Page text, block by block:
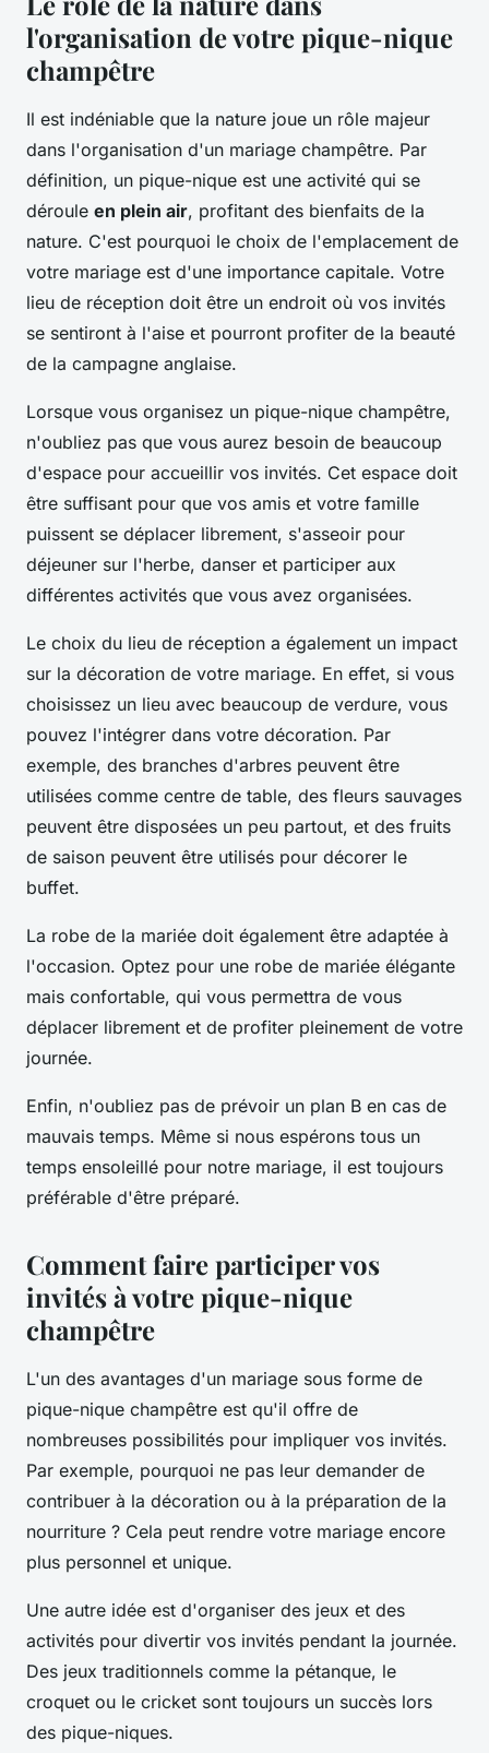
l'organisation de votre pique-nique
champêtre
Il est indéniable que la nature joue un rôle majeur
dans l'organisation d'un mariage champêtre. Par
définition, un pique-nique est une activité qui se
déroule en plein air, profitant des bienfaits de la
nature. C'est pourquoi le choix de l'emplacement de
votre mariage est d'une importance capitale. Votre
lieu de réception doit être un endroit où vos invités
se sentiront à l'aise et pourront profiter de la beauté
de la campagne anglaise.
Lorsque vous organisez un pique-nique champêtre,
n'oubliez pas que vous aurez besoin de beaucoup
d'espace pour accueillir vos invités. Cet espace doit
être suffisant pour que vos amis et votre famille
puissent se déplacer librement, s'asseoir pour
déjeuner sur l'herbe, danser et participer aux
différentes activités que vous avez organisées.
Le choix du lieu de réception a également un impact
sur la décoration de votre mariage. En effet, si vous
choisissez un lieu avec beaucoup de verdure, vous
pouvez l'intégrer dans votre décoration. Par
exemple, des branches d'arbres peuvent être
utilisées comme centre de table, des fleurs sauvages
peuvent être disposées un peu partout, et des fruits
de saison peuvent être utilisés pour décorer le
buffet.
La robe de la mariée doit également être adaptée à
l'occasion. Optez pour une robe de mariée élégante
mais confortable, qui vous permettra de vous
déplacer librement et de profiter pleinement de votre
journée.
Enfin, n'oubliez pas de prévoir un plan B en cas de
mauvais temps. Même si nous espérons tous un
temps ensoleillé pour notre mariage, il est toujours
préférable d'être préparé.
Comment faire participer vos
invités à votre pique-nique
champêtre
L'un des avantages d'un mariage sous forme de
pique-nique champêtre est qu'il offre de
nombreuses possibilités pour impliquer vos invités.
Par exemple, pourquoi ne pas leur demander de
contribuer à la décoration ou à la préparation de la
nourriture ? Cela peut rendre votre mariage encore
plus personnel et unique.
Une autre idée est d'organiser des jeux et des
activités pour divertir vos invités pendant la journée.
Des jeux traditionnels comme la pétanque, le
croquet ou le cricket sont toujours un succès lors
des pique-niques.